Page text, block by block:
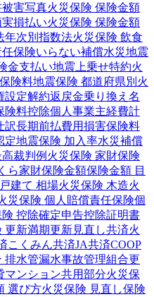
被害写真火災保険 保険金額
実損払い火災保険 保険金額
年次別指数法火災保険 飲食
保険いらない補償水災地震
金支払い地震上乗せ特約火
険料地震保険 都道府県別 火
設定解約返戻金乗り換え 名
険料控除個人事業主経費計
訳長期前払費用損害保険料
定地震保険 加入率水災補償
裁判例 火災保険 家財保険
ら家財保険金額保険金額 目
建て 相場火災保険 木造火
災保険 個人賠償責任保険個
控除確定申告控除証明書
更新満期更新見直し共済火
こくみん共済JA共済COOP
排水管漏水事故管理組合更
マンション共用部分火災保
選び方火災保険 見直し保険